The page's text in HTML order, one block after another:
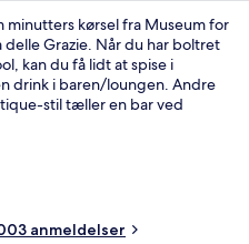
kørsel fra Museum for
delle Grazie. Når du har boltret
kan du få lidt at spise i
drink i baren/loungen. Andre
stil tæller en bar ved
Overnatningsstedet
Via Solari Via
minutter væk og Ponte Guido
anmeldelser